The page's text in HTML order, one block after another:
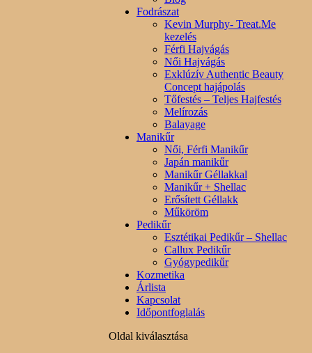
Fodrászat
Kevin Murphy- Treat.Me
kezelés
Férfi Hajvágás
Női Hajvágás
Exklúzív Authentic Beauty
Concept hajápolás
Tőfestés – Teljes Hajfestés
Melírozás
Balayage
Manikűr
Női, Férfi Manikűr
Japán manikűr
Manikűr Géllakkal
Manikűr + Shellac
Erősített Géllakk
Műköröm
Pedikűr
Esztétikai Pedikűr – Shellac
Callux Pedikűr
Gyógypedikűr
Kozmetika
Árlista
Kapcsolat
Időpontfoglalás
Oldal kiválasztása